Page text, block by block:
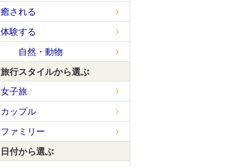
癒される
体験する
自然・動物
旅行スタイルから選ぶ
女子旅
カップル
ファミリー
日付から選ぶ